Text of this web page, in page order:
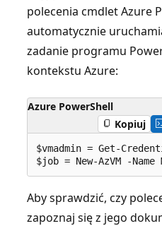
polecenia cmdlet Azure
automatycznie
zadanie programu
kontekstu Azure:
Azure PowerShell
Kopiuj
$vmadmin = Get-
Aby sprawdzić, czy
zapoznaj się z jego